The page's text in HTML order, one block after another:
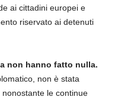
ai cittadini europei e
riservato ai detenuti
non hanno fatto nulla.
non è stata
le continue